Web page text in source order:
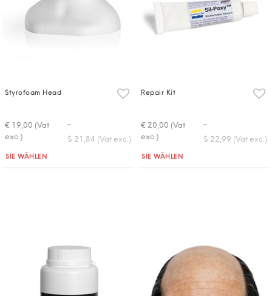
Styrofoam Head
€ 19,00 (Vat
exc.)
-
$ 21,84 (Vat exc.)
Quantità
SIE WÄHLEN
Repair Kit
€ 20,00 (Vat
exc.)
-
$ 22,99 (Vat exc.)
Quantità
SIE WÄHLEN